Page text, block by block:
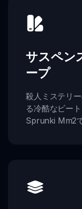
サスペン
ープ
殺人ミステリ
る冷酷なビー
Sprunki Mm2